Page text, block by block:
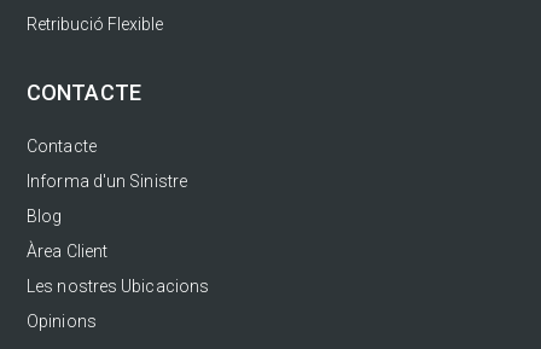
Retribució Flexible
CONTACTE
Contacte
Informa d'un Sinistre
Blog
Àrea Client
Les nostres Ubicacions
Opinions